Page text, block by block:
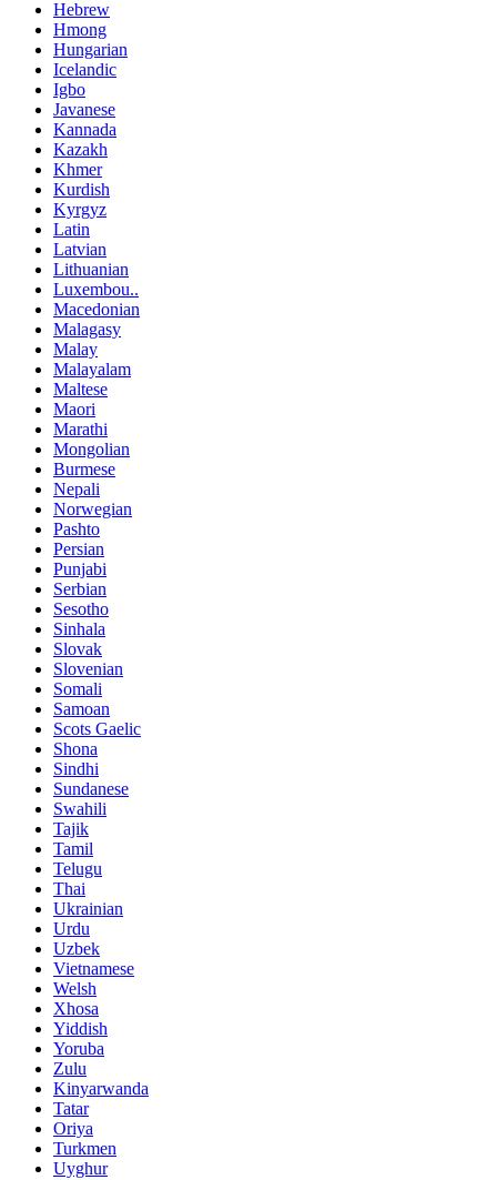
Hebrew
Hmong
Hungarian
Icelandic
Igbo
Javanese
Kannada
Kazakh
Khmer
Kurdish
Kyrgyz
Latin
Latvian
Lithuanian
Luxembou..
Macedonian
Malagasy
Malay
Malayalam
Maltese
Maori
Marathi
Mongolian
Burmese
Nepali
Norwegian
Pashto
Persian
Punjabi
Serbian
Sesotho
Sinhala
Slovak
Slovenian
Somali
Samoan
Scots Gaelic
Shona
Sindhi
Sundanese
Swahili
Tajik
Tamil
Telugu
Thai
Ukrainian
Urdu
Uzbek
Vietnamese
Welsh
Xhosa
Yiddish
Yoruba
Zulu
Kinyarwanda
Tatar
Oriya
Turkmen
Uyghur